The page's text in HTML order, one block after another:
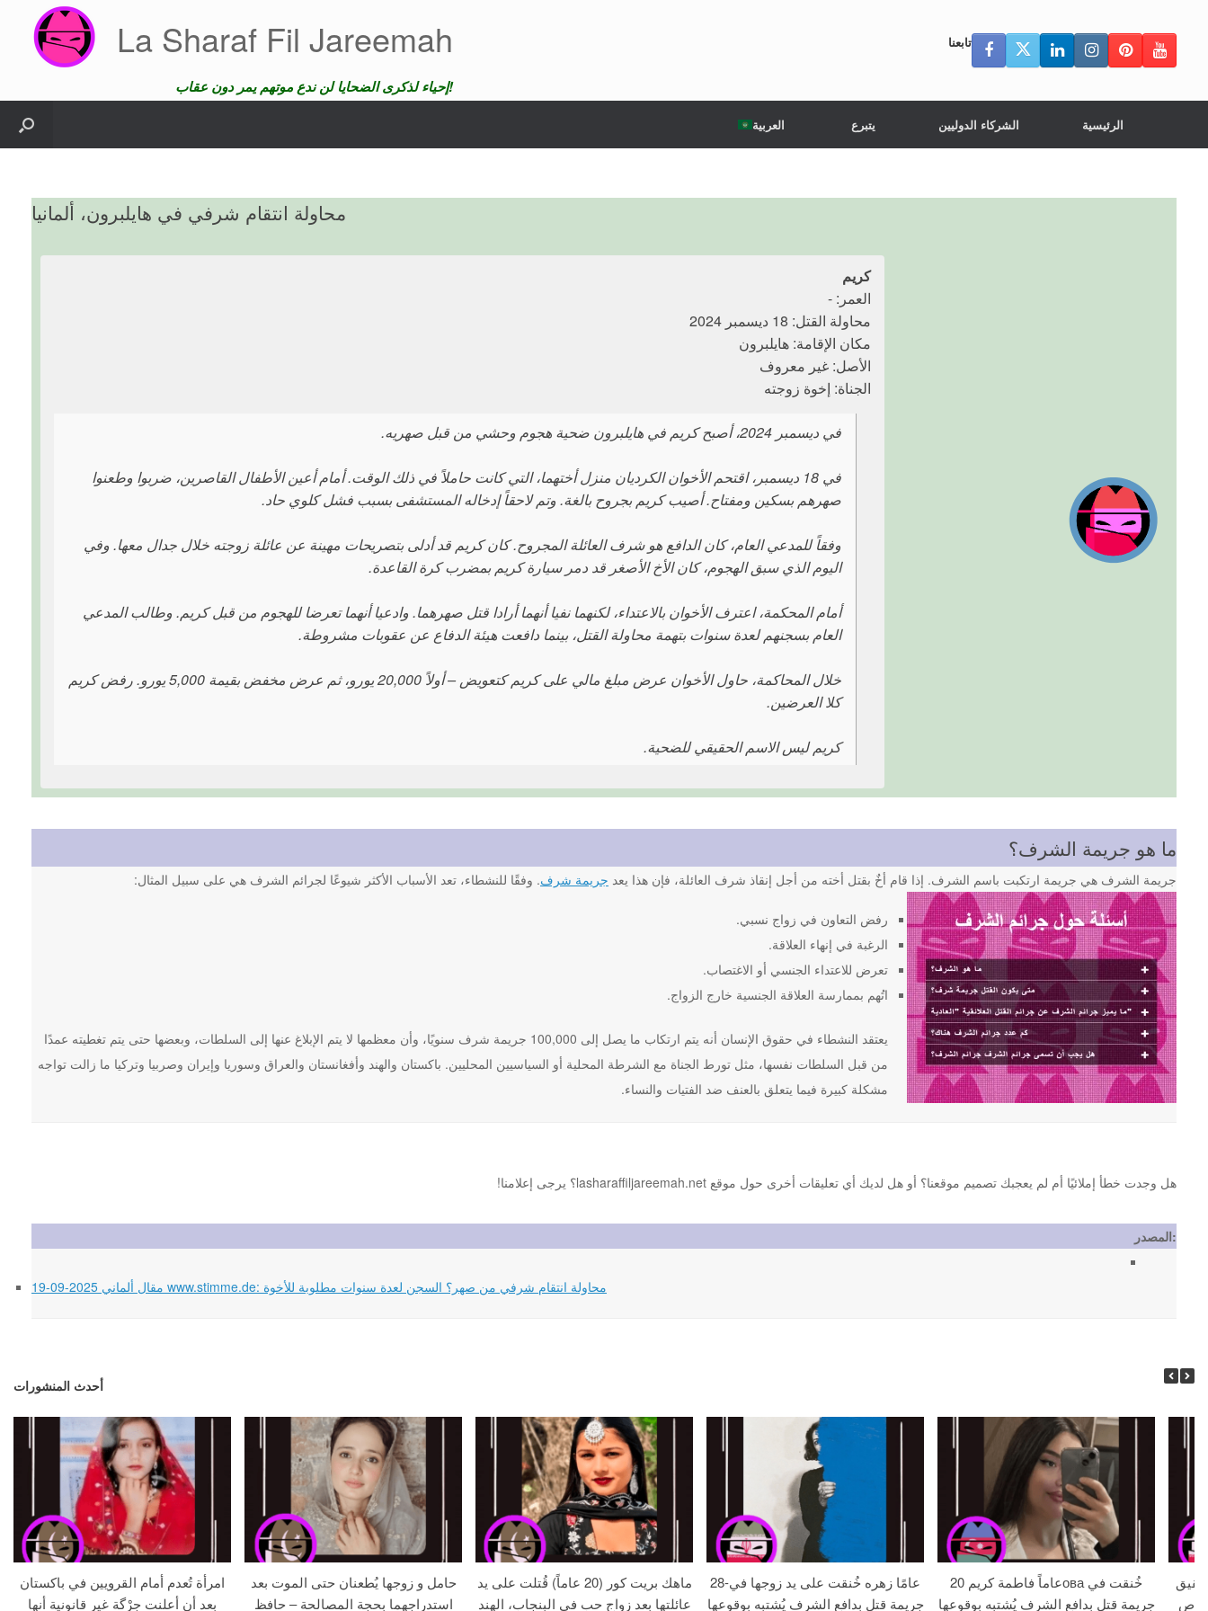
content
La Sharaf Fil Jareemah
إحياء لذكرى الضحايا لن ندع موتهم يمر دون عقاب!
تابعنا
العربية يتبرع الشركاء الدوليين الرئيسية
محاولة انتقام شرفي في هايلبرون، ألمانيا
كريم
العمر: -
محاولة القتل: 18 ديسمبر 2024
مكان الإقامة: هايلبرون
الأصل: غير معروف
الجناة: إخوة زوجته
في ديسمبر 2024، أصبح كريم في هايلبرون ضحية هجوم وحشي من قبل صهريه.
في 18 ديسمبر، اقتحم الأخوان الكرديان منزل أختهما، التي كانت حاملاً في ذلك الوقت. أمام أعين الأطفال القاصرين، ضربوا وطعنوا
صهرهم بسكين ومفتاح. أصيب كريم بجروح بالغة. وتم لاحقاً إدخاله المستشفى بسبب فشل كلوي حاد.
وفقاً للمدعي العام، كان الدافع هو شرف العائلة المجروح. كان كريم قد أدلى بتصريحات مهينة عن عائلة زوجته خلال جدال معها. وفي
اليوم الذي سبق الهجوم، كان الأخ الأصغر قد دمر سيارة كريم بمضرب كرة القاعدة.
أمام المحكمة، اعترف الأخوان بالاعتداء، لكنهما نفيا أنهما أرادا قتل صهرهما. وادعيا أنهما تعرضا للهجوم من قبل كريم. وطالب المدعي
العام بسجنهم لعدة سنوات بتهمة محاولة القتل، بينما دافعت هيئة الدفاع عن عقوبات مشروطة.
خلال المحاكمة، حاول الأخوان عرض مبلغ مالي على كريم كتعويض – أولاً 20,000 يورو، ثم عرض مخفض بقيمة 5,000 يورو. رفض كريم
كلا العرضين.
كريم ليس الاسم الحقيقي للضحية.
ما هو جريمة الشرف؟
جريمة الشرف هي جريمة ارتكبت باسم الشرف. إذا قام أخٌ بقتل أخته من أجل إنقاذ شرف العائلة، فإن هذا يعد جريمة شرف. وفقًا للنشطاء، تعد الأسباب الأكثر شيوعًا لجرائم الشرف هي على سبيل المثال:
رفض التعاون في زواج نسبي.
الرغبة في إنهاء العلاقة.
تعرض للاعتداء الجنسي أو الاغتصاب.
اتُهم بممارسة العلاقة الجنسية خارج الزواج.
يعتقد النشطاء في حقوق الإنسان أنه يتم ارتكاب ما يصل إلى 100,000 جريمة شرف سنويًا، وأن معظمها لا يتم الإبلاغ عنها إلى السلطات، وبعضها حتى يتم تغطيته عمدًا
من قبل السلطات نفسها، مثل تورط الجناة مع الشرطة المحلية أو السياسيين المحليين. باكستان والهند وأفغانستان والعراق وسوريا وإيران وصربيا وتركيا ما زالت تواجه
مشكلة كبيرة فيما يتعلق بالعنف ضد الفتيات والنساء.
هل وجدت خطأ إملائيًا أم لم يعجبك تصميم موقعنا؟ أو هل لديك أي تعليقات أخرى حول موقع lasharaffiljareemah.net؟ يرجى إعلامنا!
المصدر:
19-09-2025 مقال ألماني www.stimme.de: محاولة انتقام شرفي من صهر؟ السجن لعدة سنوات مطلوبة للأخوة
أحدث المنشورات
امرأة تُعدم أمام القرويين في باكستان
بعد أن أعلنت جِرْگة غير قانونية أنها
حامل و زوجها يُطعنان حتى الموت بعد
استدراجهما بحجة المصالحة – حافظ
ماهك بريت كور (20 عاماً) قُتلت على يد
عائلتها بعد زواج حب في البنجاب، الهند
28-عامًا زهره خُنقت على يد زوجها في
جريمة قتل بدافع الشرف يُشتبه بوقوعها
20 عاماً فاطمة كريمова خُنقت في
جريمة قتل بدافع الشرف يُشتبه بوقوعها
عامًا وشقيق
بالرصاص